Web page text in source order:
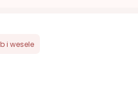
i wesele